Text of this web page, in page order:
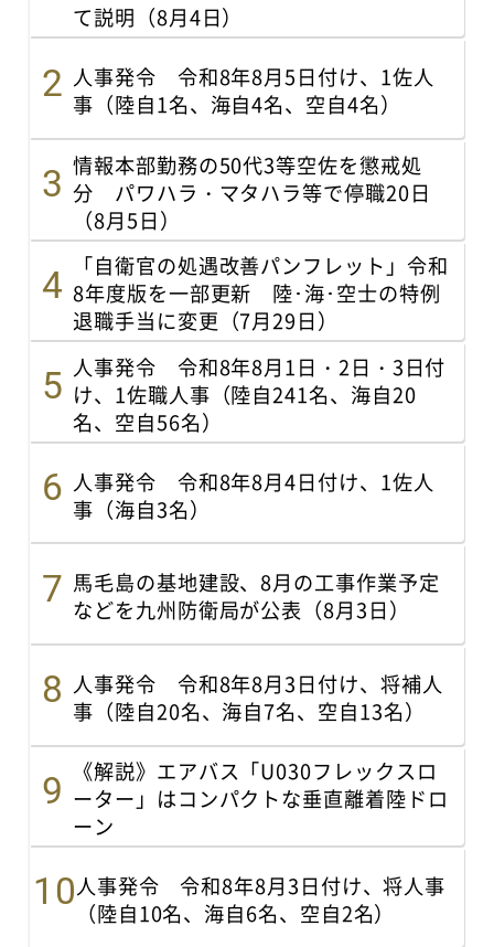
て説明（8月4日）
人事発令 令和8年8月5日付け、1佐人
事（陸自1名、海自4名、空自4名）
情報本部勤務の50代3等空佐を懲戒処
分 パワハラ・マタハラ等で停職20日
（8月5日）
「自衛官の処遇改善パンフレット」令和
8年度版を一部更新 陸･海･空士の特例
退職手当に変更（7月29日）
人事発令 令和8年8月1日・2日・3日付
け、1佐職人事（陸自241名、海自20
名、空自56名）
人事発令 令和8年8月4日付け、1佐人
事（海自3名）
馬毛島の基地建設、8月の工事作業予定
などを九州防衛局が公表（8月3日）
人事発令 令和8年8月3日付け、将補人
事（陸自20名、海自7名、空自13名）
《解説》エアバス「U030フレックスロ
ーター」はコンパクトな垂直離着陸ドロ
ーン
人事発令 令和8年8月3日付け、将人事
（陸自10名、海自6名、空自2名）